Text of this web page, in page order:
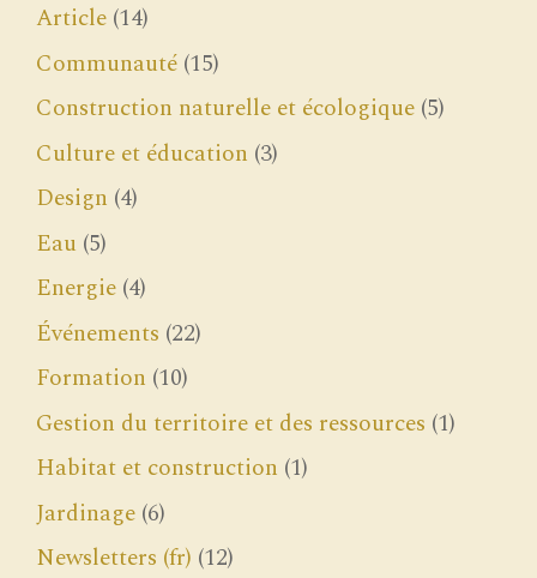
Article (14)
Communauté (15)
Construction naturelle et écologique (5)
Culture et éducation (3)
Design (4)
Eau (5)
Energie (4)
Événements (22)
Formation (10)
Gestion du territoire et des ressources (1)
Habitat et construction (1)
Jardinage (6)
Newsletters (fr) (12)